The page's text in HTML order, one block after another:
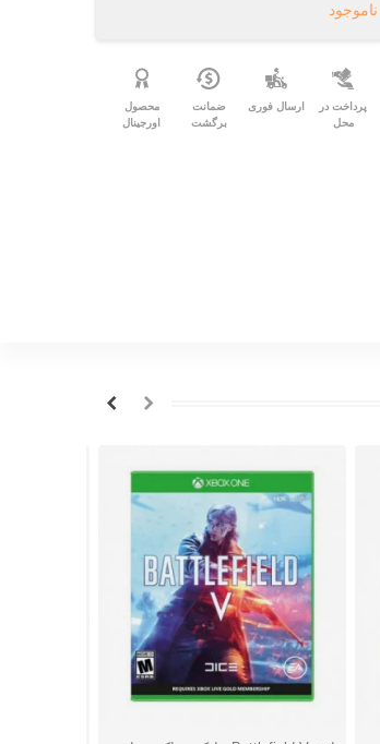
ناموجود
پرداخت در
محل
ارسال فوری
ضمانت
برگشت
محصول
اورجینال